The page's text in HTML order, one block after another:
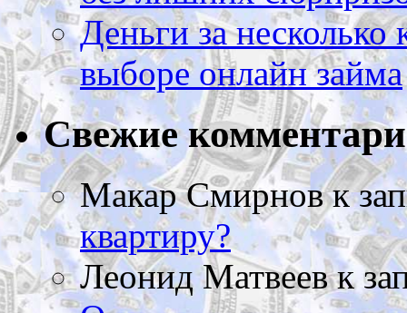
Деньги за
выборе онлайн займа
Свежие
Макар Смирновк
квартиру?
Леонид Матвеевк